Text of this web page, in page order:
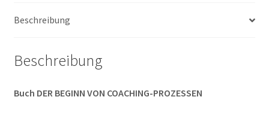
COACHING-
Beschreibung
Beschreibung
Buch DER BEGINN VON COACHING-PROZESSEN